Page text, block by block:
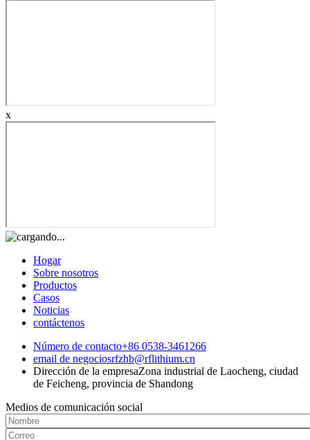
x
Hogar
Sobre nosotros
Productos
Casos
Noticias
contáctenos
Número de contacto+86 0538-3461266
email de negociosrfzhb@rflithium.cn
Dirección de la empresaZona industrial de Laocheng, ciudad
de Feicheng, provincia de Shandong
Medios de comunicación social